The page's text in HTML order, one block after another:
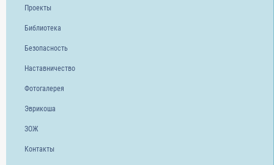
Проекты
Библиотека
Безопасность
Наставничество
Фотогалерея
Эврикоша
ЗОЖ
Контакты